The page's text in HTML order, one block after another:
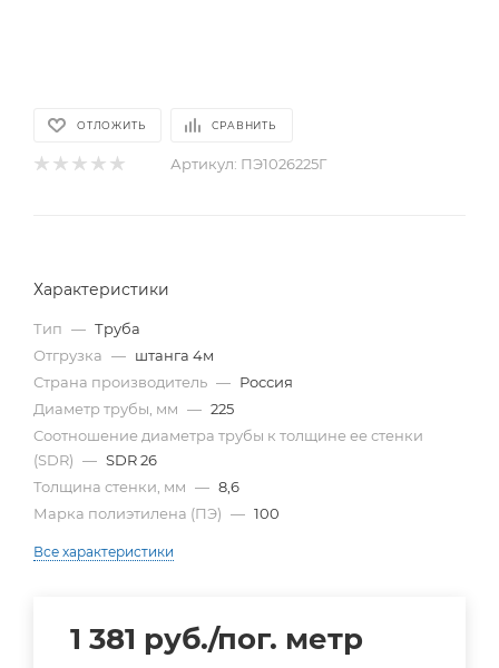
ОТЛОЖИТЬ СРАВНИТЬ
Артикул: ПЭ1026225Г
Характеристики
Тип — Труба
Отгрузка — штанга 4м
Страна производитель — Россия
Диаметр трубы, мм — 225
Cоотношение диаметра трубы к толщине ее стенки
(SDR) — SDR 26
Толщина стенки, мм — 8,6
Марка полиэтилена (ПЭ) — 100
Все характеристики
1 381 руб./пог. метр